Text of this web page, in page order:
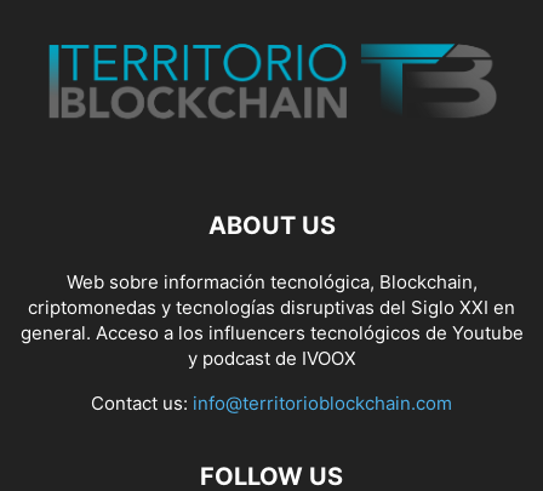
ABOUT US
Web sobre información tecnológica, Blockchain,
criptomonedas y tecnologías disruptivas del Siglo XXI en
general. Acceso a los influencers tecnológicos de Youtube
y podcast de IVOOX
Contact us: info@territorioblockchain.com
FOLLOW US